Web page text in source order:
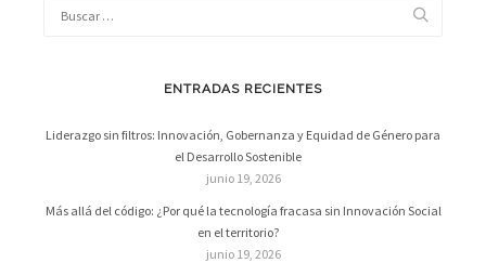
ENTRADAS RECIENTES
Liderazgo sin filtros: Innovación, Gobernanza y Equidad de Género para
el Desarrollo Sostenible
junio 19, 2026
Más allá del código: ¿Por qué la tecnología fracasa sin Innovación Social
en el territorio?
junio 19, 2026